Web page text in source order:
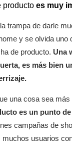
producto es muy
trampa de darle
y se olvida uno
de producto. Una
es más bien
una cosa sea más
es un punto
campañas de
usuarios